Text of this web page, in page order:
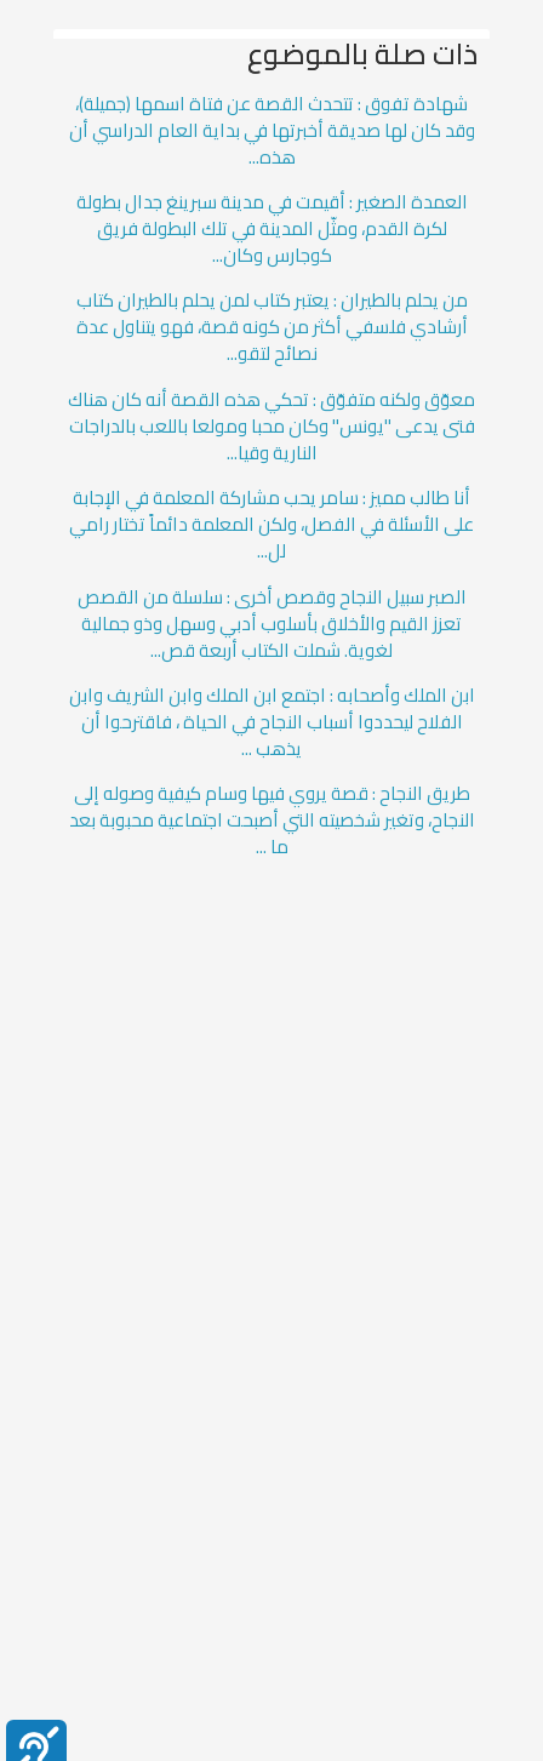
ذات صلة بالموضوع
شهادة تفوق : تتحدث القصة عن فتاة اسمها (جميلة)،
وقد كان لها صديقة أخبرتها في بداية العام الدراسي أن
هذه...
العمدة الصغير : أقيمت في مدينة سبرينغ جدال بطولة
لكرة القدم، ومثّل المدينة في تلك البطولة فريق
كوجارس وكان...
من يحلم بالطيران : يعتبر كتاب لمن يحلم بالطيران كتاب
أرشادي فلسفي أكثر من كونه قصة، فهو يتناول عدة
نصائح لتقو...
معوّق ولكنه متفوّق : تحكي هذه القصة أنه كان هناك
فتى يدعى "يونس" وكان محبا ومولعا باللعب بالدراجات
النارية وقيا...
أنا طالب مميز : سامر يحب مشاركة المعلمة في الإجابة
على الأسئلة في الفصل، ولكن المعلمة دائماً تختار رامي
لل...
الصبر سبيل النجاح وقصص أخرى : سلسلة من القصص
تعزز القيم والأخلاق بأسلوب أدبي وسهل وذو جمالية
لغوية. شملت الكتاب أربعة قص...
ابن الملك وأصحابه : اجتمع ابن الملك وابن الشريف وابن
الفلاح ليحددوا أسباب النجاح في الحياة ، فاقترحوا أن
يذهب ...
طريق النجاح : قصة يروي فيها وسام كيفية وصوله إلى
النجاح، وتغير شخصيته التي أصبحت اجتماعية محبوبة بعد
ما ...